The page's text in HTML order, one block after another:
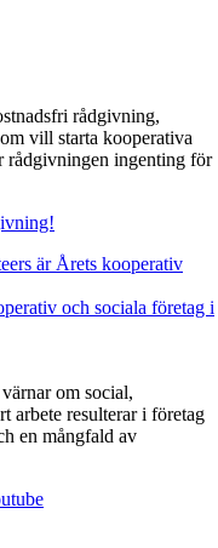
rådgivning,
vill starta kooperativa
rådgivningen ingenting för
är Årets kooperativ
och sociala företag i
om social,
arbete resulterar i företag
en mångfald av